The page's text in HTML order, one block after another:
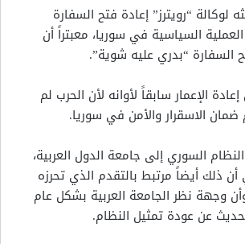
لوكالة “رويترز” إعادة فتح السفارة
السياسية في سوريا، معبتراً أن
السفارة “بدري عليه شوية”.
الإعمار سابقاً لأوانه لأن الحرب لم
الاسقرار والأمن في سوريا.
السوري إلى جامعة الدول العربية،
أن ذلك أيضاً مرتبط بالتقدم الذي تحرزه
وجهة نظر الجامعة العربية بشكل عام
عن عودة تمثيل النظام.